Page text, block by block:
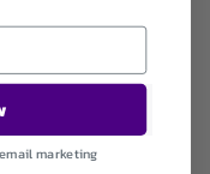
marketing